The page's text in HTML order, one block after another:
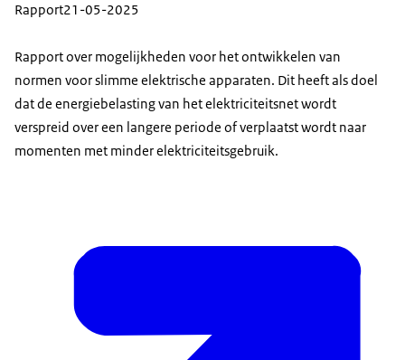
Rapport21-05-2025
Rapport over mogelijkheden voor het ontwikkelen van
normen voor slimme elektrische apparaten. Dit heeft als doel
dat de energiebelasting van het elektriciteitsnet wordt
verspreid over een langere periode of verplaatst wordt naar
momenten met minder elektriciteitsgebruik.